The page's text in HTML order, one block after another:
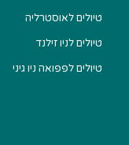
טיולים לאוסטרליה
טיולים לניו זילנד
טיולים לפפואה ניו גיני